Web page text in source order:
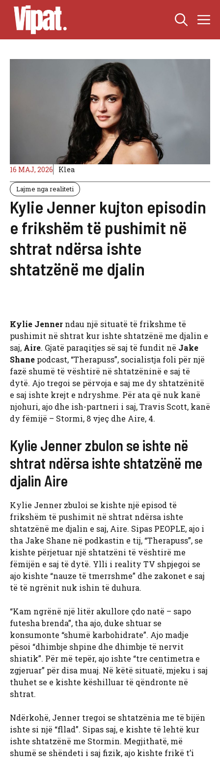
Skip
content
16 MAJ, 2026 Klea
Lajme nga realiteti
Kylie Jenner kujton episodin
e frikshëm të pushimit në
shtrat ndërsa ishte
shtatzënë me djalin
Kylie Jenner ndau një situatë të frikshme të
pushimit në shtrat kur ishte shtatzënë me djalin e
saj, Aire. Gjatë paraqitjes së saj të fundit në Jake
Shane podcast, “Therapuss”, socialistja foli për një
fazë shumë të vështirë në shtatzëninë e saj të
dytë. Ajo tregoi se përvoja e saj me dy shtatzënitë
e saj ishte krejt e ndryshme. Për ata që nuk kanë
njohuri, ajo dhe ish-partneri i saj, Travis Scott, kanë
dy fëmijë – Stormi, 8 vjeç dhe Aire, 4.
Kylie Jenner zbulon se ishte në
shtrat ndërsa ishte shtatzënë me
djalin Aire
Kylie Jenner zbuloi se kishte një episod të
frikshëm të pushimit në shtrat ndërsa ishte
shtatzënë me djalin e saj, Aire. Sipas PEOPLE, ajo i
tha Jake Shane në podkastin e tij, “Therapuss”, se
kishte përjetuar një shtatzëni të vështirë me
fëmijën e saj të dytë. Ylli i reality TV shpjegoi se
ajo kishte “nauze të tmerrshme” dhe zakonet e saj
të të ngrënit nuk ishin të duhura.
“Kam ngrënë një litër akullore çdo natë – sapo
futesha brenda”, tha ajo, duke shtuar se
konsumonte “shumë karbohidrate”. Ajo madje
pësoi “dhimbje shpine dhe dhimbje të nervit
shiatik”. Për më tepër, ajo ishte “tre centimetra e
zgjeruar” për disa muaj. Në këtë situatë, mjeku i saj
thuhet se e kishte këshilluar të qëndronte në
shtrat.
Ndërkohë, Jenner tregoi se shtatzënia me të bijën
ishte si një “fllad”. Sipas saj, e kishte të lehtë kur
ishte shtatzënë me Stormin. Megjithatë, më
shumë se shëndeti i saj fizik, ajo kishte frikë t’i